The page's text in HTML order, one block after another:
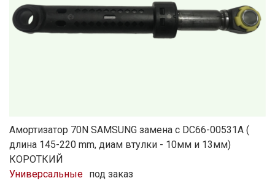
Амортизатор 70N SAMSUNG замена с DC66-00531A (
длина 145-220 mm, диам втулки - 10мм и 13мм)
КОРОТКИЙ
Универсальные под заказ